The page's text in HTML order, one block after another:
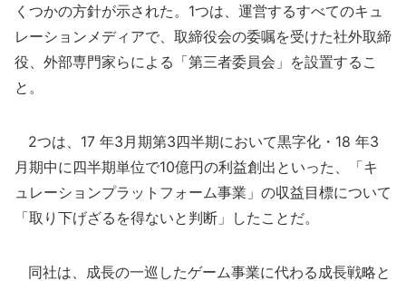
くつかの方針が示された。1つは、運営するすべてのキュ
レーションメディアで、取締役会の委嘱を受けた社外取締
役、外部専門家らによる「第三者委員会」を設置するこ
と。
2つは、17 年3月期第3四半期において黒字化・18 年3
月期中に四半期単位で10億円の利益創出といった、「キ
ュレーションプラットフォーム事業」の収益目標について
「取り下げざるを得ないと判断」したことだ。
同社は、成長の一巡したゲーム事業に代わる成長戦略と